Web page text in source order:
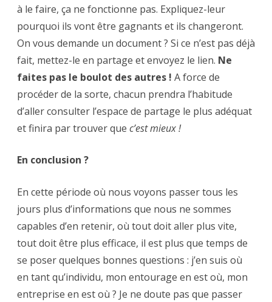
à le faire, ça ne fonctionne pas. Expliquez-leur
pourquoi ils vont être gagnants et ils changeront.
On vous demande un document ? Si ce n’est pas déjà
fait, mettez-le en partage et envoyez le lien. Ne
faites pas le boulot des autres ! A force de
procéder de la sorte, chacun prendra l’habitude
d’aller consulter l’espace de partage le plus adéquat
et finira par trouver que c’est mieux !
En conclusion ?
En cette période où nous voyons passer tous les
jours plus d’informations que nous ne sommes
capables d’en retenir, où tout doit aller plus vite,
tout doit être plus efficace, il est plus que temps de
se poser quelques bonnes questions : j’en suis où
en tant qu’individu, mon entourage en est où, mon
entreprise en est où ? Je ne doute pas que passer